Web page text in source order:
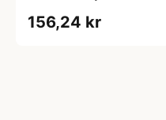
156,24 kr